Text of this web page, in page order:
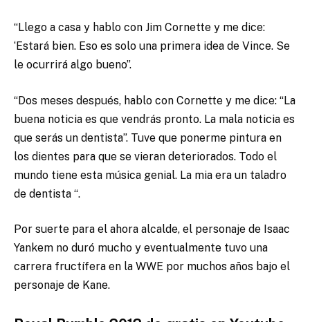
“Llego a casa y hablo con Jim Cornette y me dice:
‘Estará bien. Eso es solo una primera idea de Vince. Se
le ocurrirá algo bueno”.
“Dos meses después, hablo con Cornette y me dice: “La
buena noticia es que vendrás pronto. La mala noticia es
que serás un dentista”. Tuve que ponerme pintura en
los dientes para que se vieran deteriorados. Todo el
mundo tiene esta música genial. La mia era un taladro
de dentista “.
Por suerte para el ahora alcalde, el personaje de Isaac
Yankem no duró mucho y eventualmente tuvo una
carrera fructífera en la WWE por muchos años bajo el
personaje de Kane.